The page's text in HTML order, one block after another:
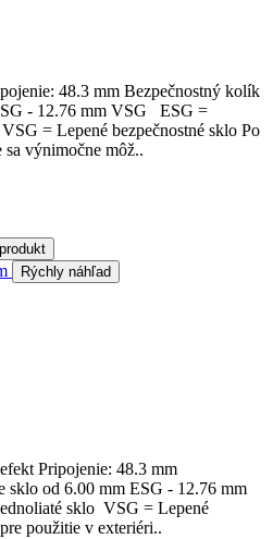
48.3 mm Bezpečnostný kolík
- 12.76 mm VSG ESG =
= Lepené bezpečnostné sklo Po
výnimočne môž..
Rýchly náhľad
Pripojenie: 48.3 mm
sklo od 6.00 mm ESG - 12.76 mm
sklo VSG = Lepené
použitie v exteriéri..